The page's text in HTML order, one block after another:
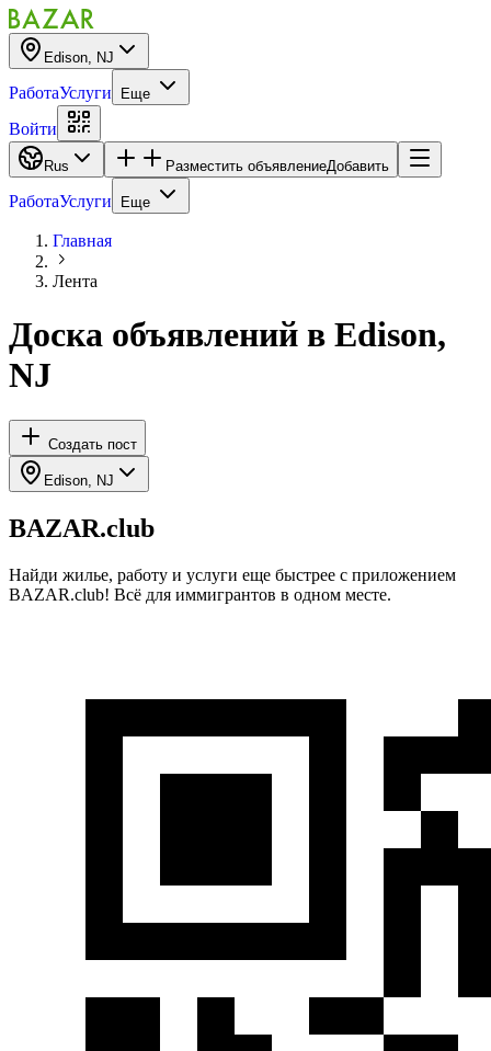
Edison, NJ
РаботаУслуги Еще
Войти
Rus Разместить объявлениеДобавить
РаботаУслуги Еще
Главная
Лента
Доска объявлений в Edison,
NJ
Создать пост
Edison, NJ
BAZAR.club
Найди жилье, работу и услуги еще быстрее с приложением
BAZAR.club! Всё для иммигрантов в одном месте.